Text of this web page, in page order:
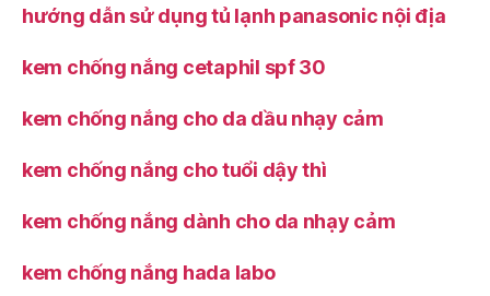
hướng dẫn sử dụng tủ lạnh panasonic nội địa
kem chống nắng cetaphil spf 30
kem chống nắng cho da dầu nhạy cảm
kem chống nắng cho tuổi dậy thì
kem chống nắng dành cho da nhạy cảm
kem chống nắng hada labo